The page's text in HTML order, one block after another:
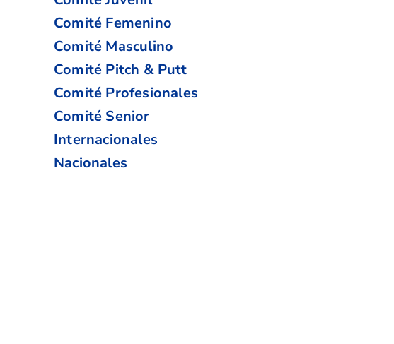
Comité Femenino
Comité Masculino
Comité Pitch & Putt
Comité Profesionales
Comité Senior
Internacionales
Nacionales